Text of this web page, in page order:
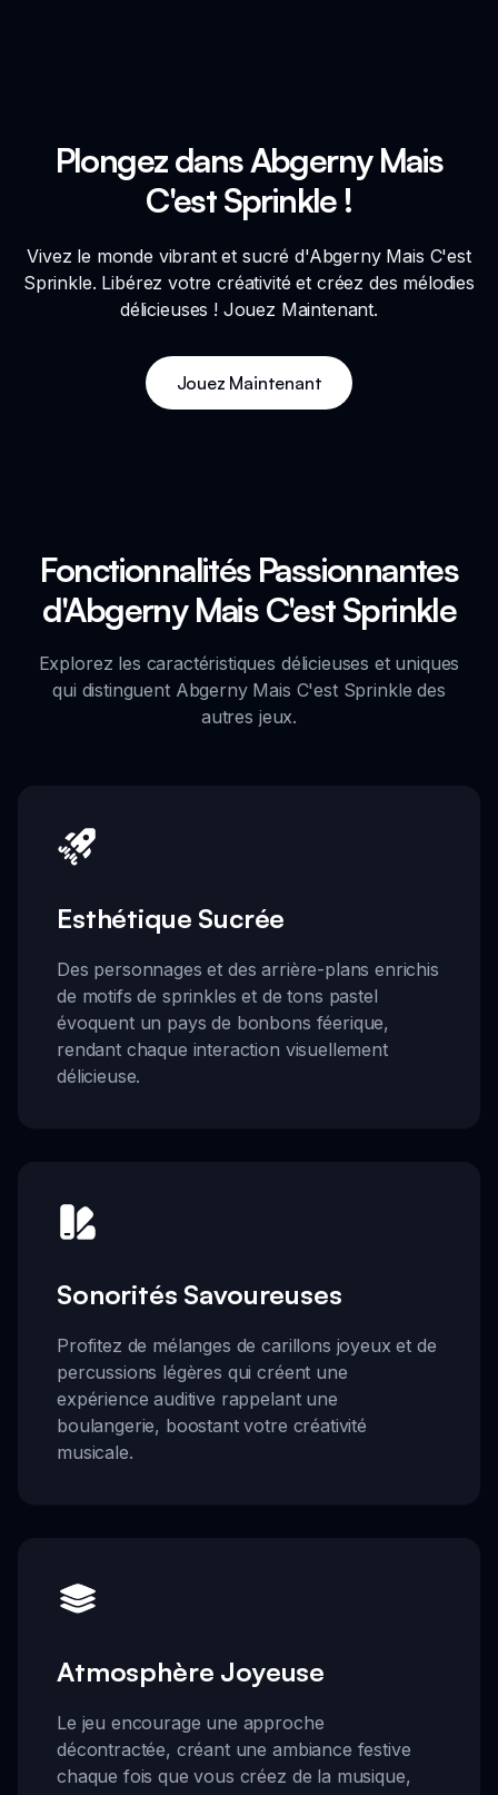
Plongez dans Abgerny Mais
C'est Sprinkle !
Vivez le monde vibrant et sucré d'Abgerny Mais C'est
Sprinkle. Libérez votre créativité et créez des mélodies
délicieuses ! Jouez Maintenant.
Jouez Maintenant
Fonctionnalités Passionnantes
d'Abgerny Mais C'est Sprinkle
Explorez les caractéristiques délicieuses et uniques
qui distinguent Abgerny Mais C'est Sprinkle des
autres jeux.
Esthétique Sucrée
Des personnages et des arrière-plans enrichis
de motifs de sprinkles et de tons pastel
évoquent un pays de bonbons féerique,
rendant chaque interaction visuellement
délicieuse.
Sonorités Savoureuses
Profitez de mélanges de carillons joyeux et de
percussions légères qui créent une
expérience auditive rappelant une
boulangerie, boostant votre créativité
musicale.
Atmosphère Joyeuse
Le jeu encourage une approche
décontractée, créant une ambiance festive
chaque fois que vous créez de la musique,